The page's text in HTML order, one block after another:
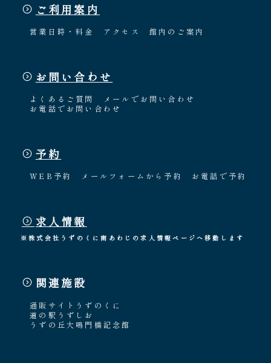
ご利用案内
営業日時・料金 アクセス 館内のご案内
お問い合わせ
よくあるご質問
メールでお問い合わせ
お電話でお問い合わせ
予約
WEB予約 メールフォームから予約 お電話で予約
求人情報
※株式会社うずのくに南あわじの求人情報ページへ移動します
関連施設
通販サイトうずのくに
道の駅うずしお
うずの丘大鳴門橋記念館